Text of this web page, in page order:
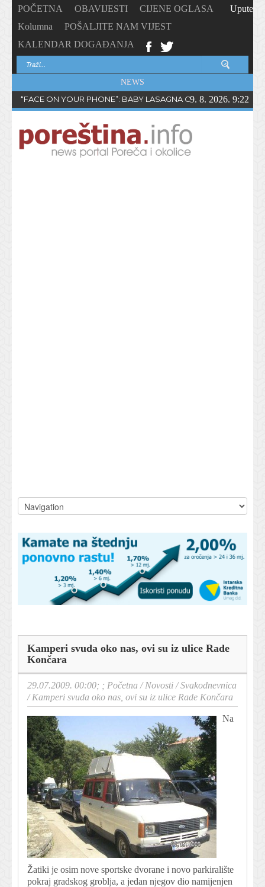
POČETNA OBAVIJESTI
CIJENE OGLASA
Kolumna
POŠALJITE NAM VIJEST
KALENDAR DOGAĐANJA
Upute
NEWS
“FACE ON YOUR PHONE”: BABY LASAGNA OBJAVIO NOVI
9. 8. 2026. 9:22
Kamperi svuda oko nas, ovi su iz ulice Rade
Končara
29.07.2009. 00:00; ; Početna /Novosti /Svakodnevnica
/Kamperi svuda oko nas, ovi su iz ulice Rade Končara
Na
Žatiki je osim nove sportske dvorane i novo parkiralište
pokraj gradskog groblja, a jedan njegov dio namijenjen